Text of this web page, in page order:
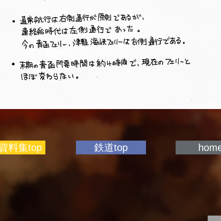
料集top 鉄道top